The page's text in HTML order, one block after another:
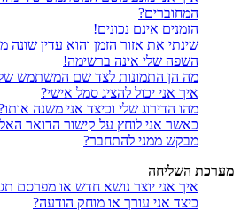
המחוברים?
הזמנים אינם נכונים!
שינתי את אזור הזמן והוא עדין שונה
השפה שלי אינה ברשימה!
מה הן התמונות לצד שם המשתמש
איך אני יכול להציג סמל אישי?
מהו הדירוג שלי וכיצד אני משנה
כאשר אני לוחץ על קישור הדואר
מבקש ממני להתחבר?
מערכת השליחה
איך אני יוצר נושא חדש או מפרסם
כיצד אני עורך או מוחק הודעה?